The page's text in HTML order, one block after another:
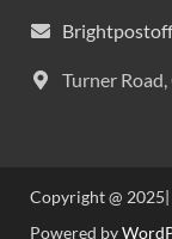
Turner
Copyright @
Powered by